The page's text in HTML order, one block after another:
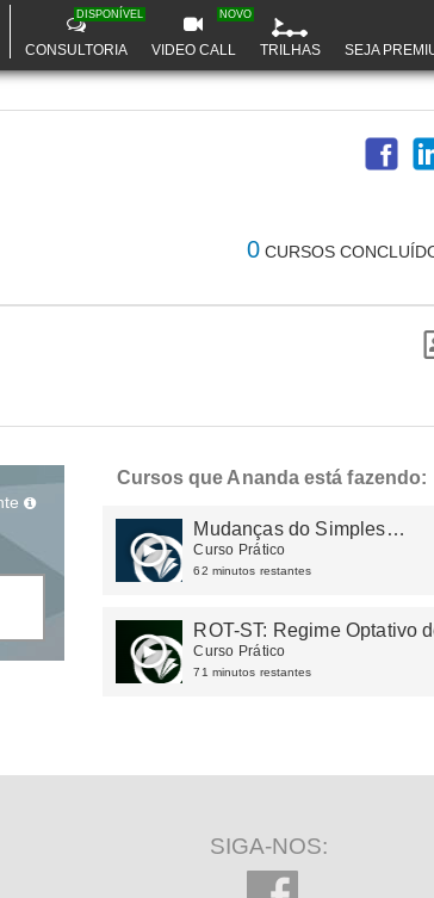
CONSULTORIA
DISPONÍVEL
VIDEO CALL
NOVO
TRILHAS SEJA
0 CURSOS
Cursos que Ananda está fazendo:
Mudanças do Simples
Nacional 2026
Curso Prático
62 minutos restantes
ROT-ST: Regime Optativo
Tributação - Substituição
Tributária
Curso Prático
71 minutos restantes
SIGA-NOS: